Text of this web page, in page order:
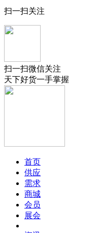
扫一扫关注
扫一扫微信关注
天下好货一手掌握
首页
供应
需求
商城
会员
展会